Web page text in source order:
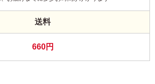
送料
660円